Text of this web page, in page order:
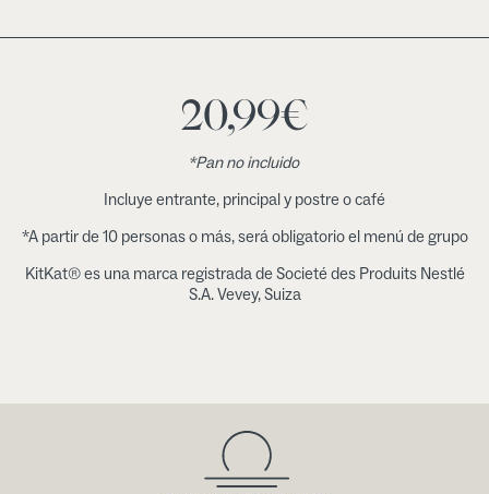
20,99€
*Pan no incluido
Incluye entrante, principal y postre o café
*A partir de 10 personas o más, será obligatorio el menú de grupo
KitKat® es una marca registrada de Societé des Produits Nestlé
S.A. Vevey, Suiza